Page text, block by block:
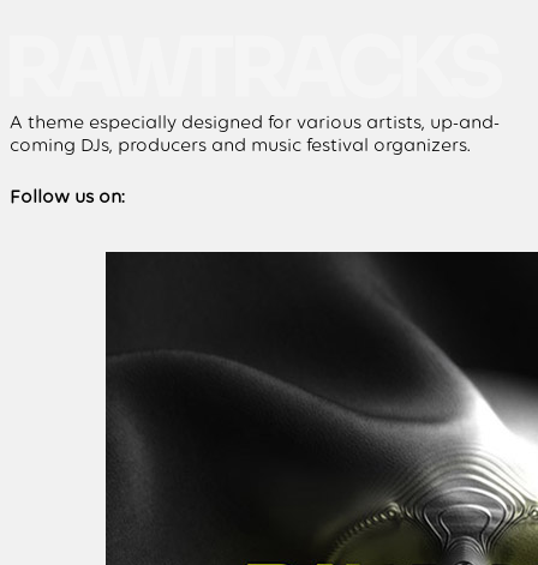
A theme especially designed for various artists, up-and-
coming DJs, producers and music festival organizers.
Follow us on: